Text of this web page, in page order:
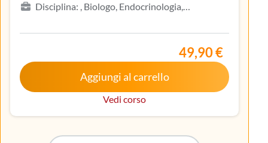
Disciplina: , Biologo, Endocrinologia,
ostetricia, Infermiere, Infermiere pediatrico,
Iscritto nell’elenco speciale ad esaurimento,
Malattie metaboliche e diabetologia, Medicina
interna, Oncologia, Pediatria, Pediatria (Pediatri di
libera scelta), Tecnico sanitario di radiologia medica
49,90 €
Aggiungi al carrello
Vedi corso